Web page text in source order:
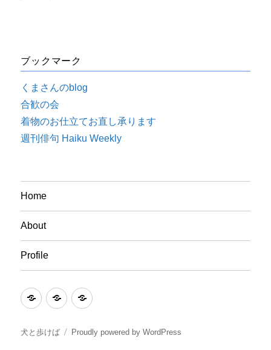
ブックマーク
くまさんのblog
合歓の会
着物のお仕立てお直し承ります
週刊俳句 Haiku Weekly
Home
About
Profile
HomeAboutProfile
犬と歩けば Proudly powered by WordPress